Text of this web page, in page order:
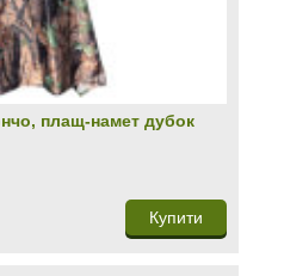
плащ-намет дубок
Купити